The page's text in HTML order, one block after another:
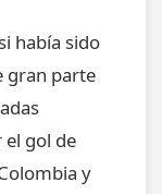
había sido
gran parte
gol de
y